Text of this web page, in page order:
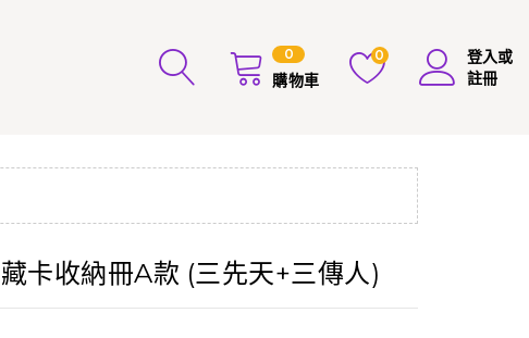
0
購物車
0
登入或
註冊
卡收納冊A款 (三先天+三傳人)